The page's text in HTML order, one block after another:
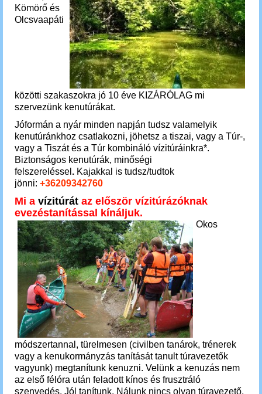
Kömörő és
Olcsvaapáti
közötti szakaszokra jó 10 éve KIZÁRÓLAG mi
szervezünk kenutúrákat.
Jóformán a nyár minden napján tudsz valamelyik
kenutúránkhoz csatlakozni, jöhetsz a tiszai, vagy a Túr-,
vagy a Tiszát és a Túr kombináló vízitúráinkra*.
Biztonságos kenutúrák, minőségi
felszereléssel . Kajakkal is tudsz/tudtok
jönni: +36209342760
Mi a vízitúrát az először vízitúrázóknak
evezéstanítással kínáljuk.
Okos
módszertannal, türelmesen (civilben tanárok, trénerek
vagy a kenukormányzás tanítását tanult túravezetők
vagyunk) megtanítunk kenuzni. Velünk a kenuzás nem
az első félóra után feladott kínos és frusztráló
szenvedés. Jól tanítunk. Nálunk nincs olyan túravezető,